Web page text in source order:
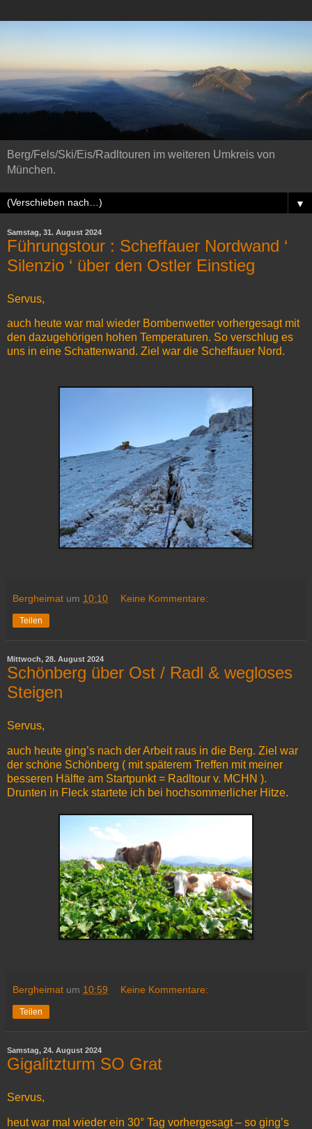
Berg/Fels/Ski/Eis/Radltouren im weiteren Umkreis von
München.
▼
Samstag, 31. August 2024
Führungstour : Scheffauer Nordwand ‘
Silenzio ‘ über den Ostler Einstieg
Servus,
auch heute war mal wieder Bombenwetter vorhergesagt mit
den dazugehörigen hohen Temperaturen. So verschlug es
uns in eine Schattenwand. Ziel war die Scheffauer Nord.
Bergheimat um 10:10 Keine Kommentare:
Teilen
Mittwoch, 28. August 2024
Schönberg über Ost / Radl & wegloses
Steigen
Servus,
auch heute ging’s nach der Arbeit raus in die Berg. Ziel war
der schöne Schönberg ( mit späterem Treffen mit meiner
besseren Hälfte am Startpunkt = Radltour v. MCHN ).
Drunten in Fleck startete ich bei hochsommerlicher Hitze.
Bergheimat um 10:59 Keine Kommentare:
Teilen
Samstag, 24. August 2024
Gigalitzturm SO Grat
Servus,
heut war mal wieder ein 30° Tag vorhergesagt – so ging’s